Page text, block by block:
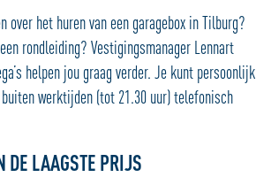
over het huren van een garagebox in Tilburg?
rondleiding? Vestigingsmanager Lennart
helpen jou graag verder. Je kunt persoonlijk
werktijden (tot 21.30 uur) telefonisch
DE LAAGSTE PRIJS